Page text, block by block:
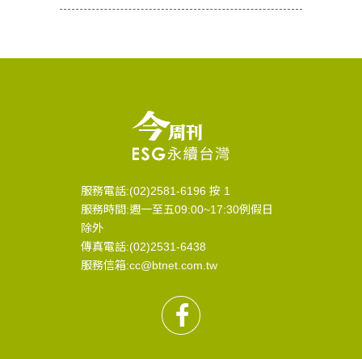
服務電話:(02)2581-6196 按 1
服務時間:週一至五09:00~17:30例假日
除外
傳真電話:(02)2531-6438
服務信箱:cc@btnet.com.tw